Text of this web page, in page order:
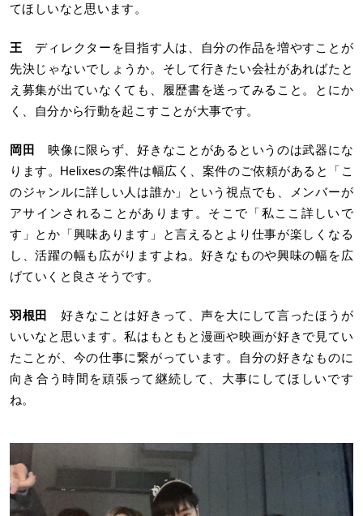
てほしいなと思います。
王 ディレクターを目指す人は、自分の作品を増やすことが
先決じゃないでしょうか。そして行きたい会社があればたと
え募集が出ていなくても、履歴書を送ってみること。とにか
く、自分から行動を起こすことが大事です。
岡田
映像に限らず、好きなことがあるというのは武器にな
ります。Helixesの案件は幅広く、案件のご依頼があると「こ
のジャンルに詳しい人は誰か」という視点でも、メンバーが
アサインされることがあります。そこで「私ここ詳しいで
す」とか「興味あります」と言えるとより仕事が楽しくなる
し、活躍の幅も広がりますよね。好きなものや興味の幅を広
げていくと良さそうです。
羽根田
好きなことは好きって、声を大にして言ったほうが
いいなと思います。私はもともと漫画や映画が好きで見てい
たことが、今の仕事に繋がっています。自分の好きなものに
向き合う時間を頑張って継続して、大事にしてほしいです
ね。